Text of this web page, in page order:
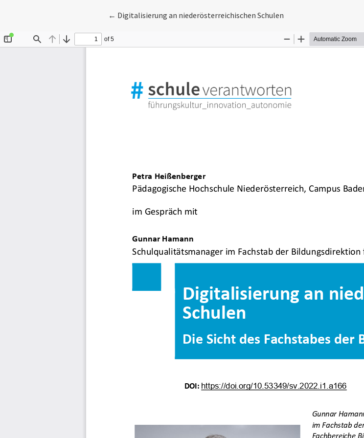
← Zu Artikeldetails zurückkehren
Digitalisierung an niederösterreichischen Schulen